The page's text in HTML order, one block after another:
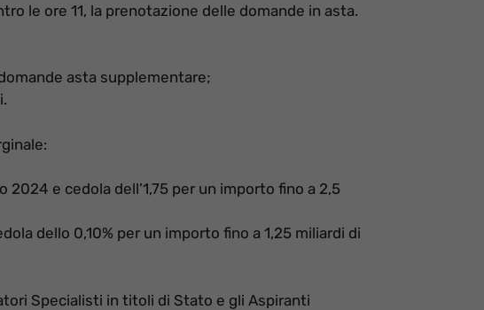
le ore 11, la prenotazione delle domande in asta.
asta supplementare;
2024 e cedola dell’1,75 per un importo fino a 2,5
dello 0,10% per un importo fino a 1,25 miliardi di
Specialisti in titoli di Stato e gli Aspiranti